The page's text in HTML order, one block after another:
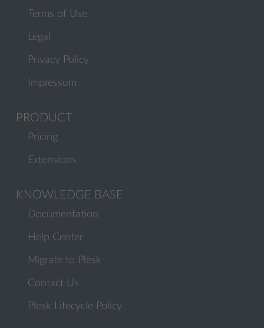
Terms of Use
Legal
Privacy Policy
Impressum
PRODUCT
Pricing
Extensions
KNOWLEDGE BASE
Documentation
Help Center
Migrate to Plesk
Contact Us
Plesk Lifecycle Policy